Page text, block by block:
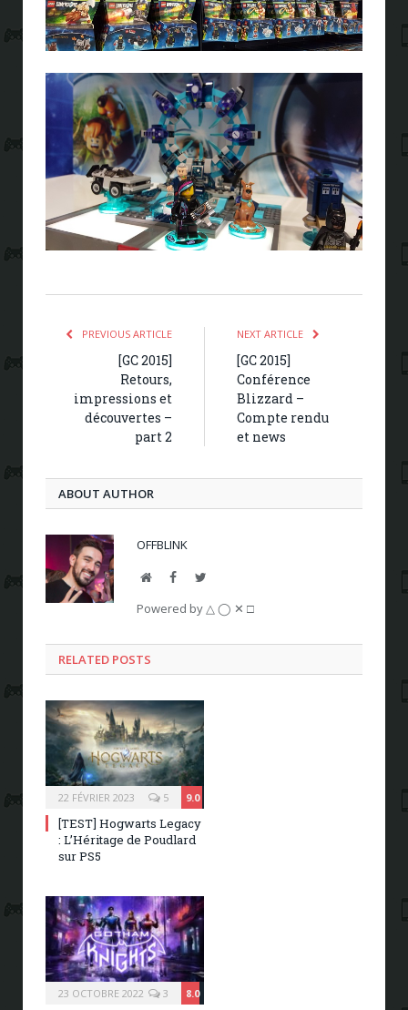
PREVIOUS ARTICLE
[GC 2015]
Retours,
impressions et
découvertes –
part 2
NEXT ARTICLE
[GC 2015]
Conférence
Blizzard –
Compte rendu
et news
ABOUT AUTHOR
OFFBLINK
WebsiteFacebookTwitter
Powered by △ ◯ ✕ □
RELATED POSTS
22 FÉVRIER 2023 9.0
5
[TEST] Hogwarts Legacy
: L’Héritage de Poudlard
sur PS5
23 OCTOBRE 2022 8.0
3